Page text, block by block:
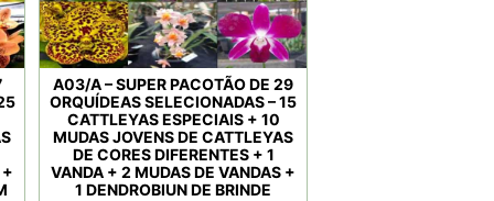
+
A03/A – SUPER PACOTÃO DE 29
ORQUÍDEAS SELECIONADAS – 15
CATTLEYAS ESPECIAIS + 10
MUDAS JOVENS DE CATTLEYAS
DE CORES DIFERENTES + 1
VANDA + 2 MUDAS DE VANDAS +
1 DENDROBIUN DE BRINDE